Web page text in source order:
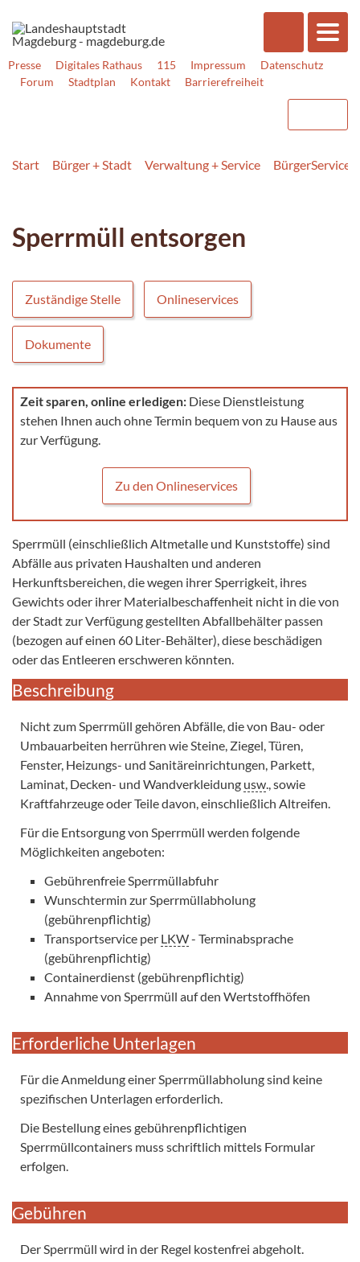
Presse Digitales Rathaus 115 Impressum
Datenschutz
Forum
Stadtplan Kontakt Barrierefreiheit
Start Bürger + Stadt Verwaltung + Service BürgerService
Sperrmüll entsorgen
Zuständige Stelle Onlineservices
Dokumente
Zeit sparen, online erledigen: Diese Dienstleistung
stehen Ihnen auch ohne Termin bequem von zu Hause aus
zur Verfügung.
Zu den Onlineservices
Sperrmüll (einschließlich Altmetalle und Kunststoffe) sind
Abfälle aus privaten Haushalten und anderen
Herkunftsbereichen, die wegen ihrer Sperrigkeit, ihres
Gewichts oder ihrer Materialbeschaffenheit nicht in die von
der Stadt zur Verfügung gestellten Abfallbehälter passen
(bezogen auf einen 60 Liter-Behälter), diese beschädigen
oder das Entleeren erschweren könnten.
Beschreibung
Nicht zum Sperrmüll gehören Abfälle, die von Bau- oder
Umbauarbeiten herrühren wie Steine, Ziegel, Türen,
Fenster, Heizungs- und Sanitäreinrichtungen, Parkett,
Laminat, Decken- und Wandverkleidung usw ., sowie
Kraftfahrzeuge oder Teile davon, einschließlich Altreifen.
Für die Entsorgung von Sperrmüll werden folgende
Möglichkeiten angeboten:
Gebührenfreie Sperrmüllabfuhr
Wunschtermin zur Sperrmüllabholung
(gebührenpflichtig)
Transportservice per LKW- Terminabsprache
(gebührenpflichtig)
Containerdienst (gebührenpflichtig)
Annahme von Sperrmüll auf den Wertstoffhöfen
Erforderliche Unterlagen
Für die Anmeldung einer Sperrmüllabholung sind keine
spezifischen Unterlagen erforderlich.
Die Bestellung eines gebührenpflichtigen
Sperrmüllcontainers muss schriftlich mittels Formular
erfolgen.
Gebühren
Der Sperrmüll wird in der Regel kostenfrei abgeholt.